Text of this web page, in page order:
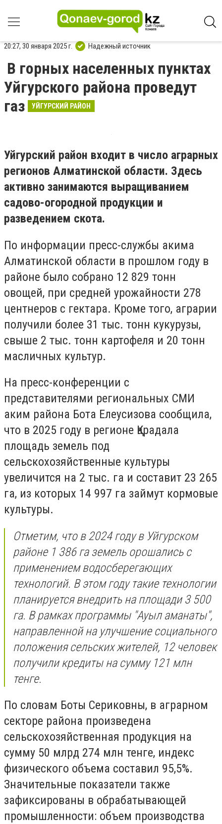
20:27, 30 января 2025 г. Надежный источник
В горных населенных пунктах
Уйгурского района проведут
газ
УЙГУРСКИЙ РАЙОН
Уйгурский район входит в число аграрных
регионов Алматинской области. Здесь
активно занимаются выращиванием
садово-огородной продукции и
разведением скота.
По информации пресс-службы акима
Алматинской области в прошлом году в
районе было собрано 12 829 тонн
овощей, при средней урожайности 278
центнеров с гектара. Кроме того, аграрии
получили более 31 тыс. тонн кукурузы,
свыше 2 тыс. тонн картофеля и 20 тонн
масличных культур.
На пресс-конференции с
представителями региональных СМИ
аким района Бота Елеусизова сообщила,
что в 2025 году в регионе Қарадала
площадь земель под
сельскохозяйственные культуры
увеличится на 2 тыс. га и составит 23 265
га, из которых 14 997 га займут кормовые
культуры.
Отметим, что в 2024 году в Уйгурском
районе 1 386 га земель орошались с
применением водосберегающих
технологий. В этом году такие технологии
планируется внедрить на площади 3 500
га. В рамках программы "Ауыл аманаты",
направленной на улучшение социального
положения сельских жителей, 12 человек
получили кредиты на сумму 121 млн
тенге.
По словам Боты Сериковны, в аграрном
секторе района произведена
сельскохозяйственная продукция на
сумму 50 млрд 274 млн тенге, индекс
физического объема составил 95,5%.
Значительные показатели также
зафиксированы в обрабатывающей
промышленности: объем производства